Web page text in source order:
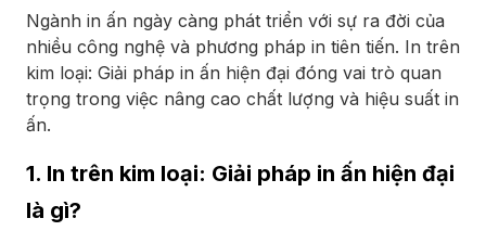
Ngành in ấn ngày càng phát triển với sự ra đời của
nhiều công nghệ và phương pháp in tiên tiến. In trên
kim loại: Giải pháp in ấn hiện đại đóng vai trò quan
trọng trong việc nâng cao chất lượng và hiệu suất in
ấn.
1. In trên kim loại: Giải pháp in ấn hiện đại
là gì?